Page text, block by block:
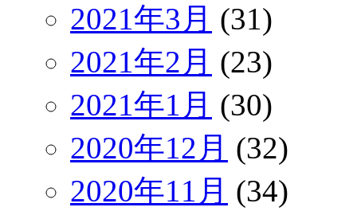
2021年3月 (31)
2021年2月 (23)
2021年1月 (30)
2020年12月 (32)
2020年11月 (34)